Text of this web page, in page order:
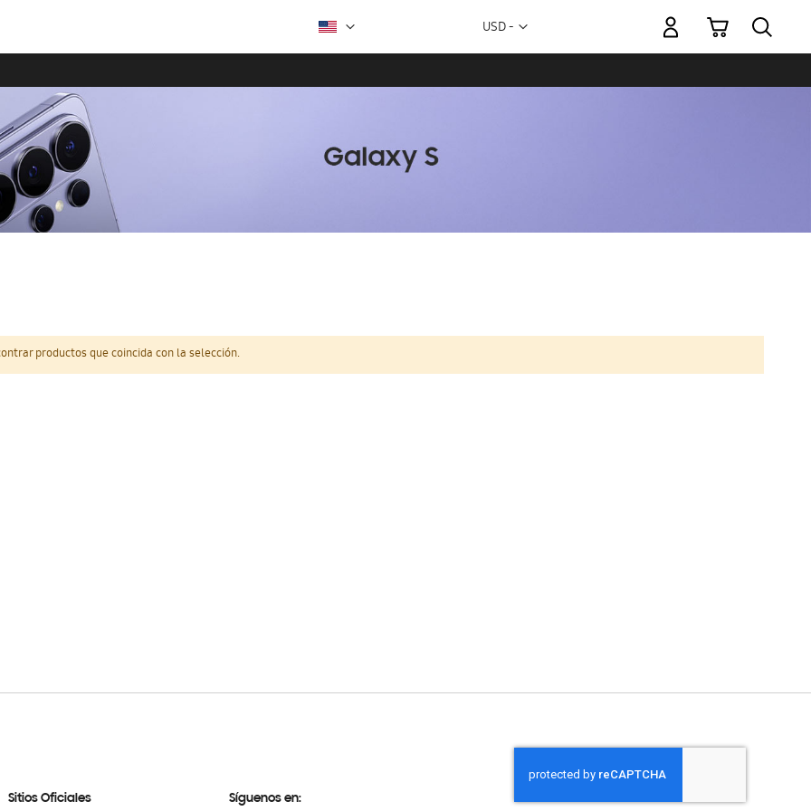
Moneda
USD -
Mi carrito
productos que coincida con la selección.
Sitios Oficiales Síguenos en: